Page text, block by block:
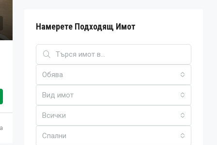
Намерете Подходящ Имот
Обява
Вид имот
Всички
Спални